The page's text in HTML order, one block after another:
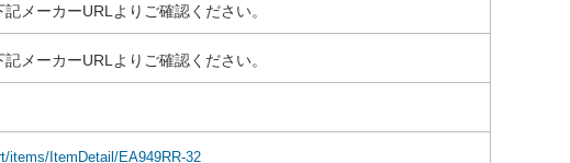
メーカーURLよりご確認ください。
メーカーURLよりご確認ください。
items/ItemDetail/EA949RR-32